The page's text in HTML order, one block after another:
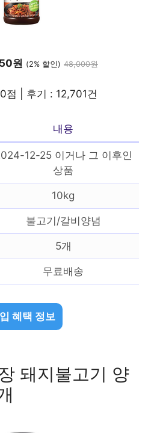
원 (2% 할인) 48,000원
| 후기 : 12,701건
내용
12-25 이거나 그 이후인
상품
10kg
불고기/갈비양념
5개
무료배송
혜택 정보
돼지불고기 양